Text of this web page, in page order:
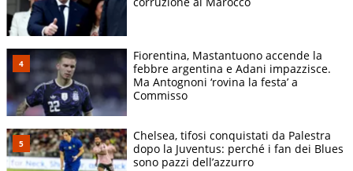
Fiorentina, Mastantuono accende la
febbre argentina e Adani impazzisce.
Ma Antognoni ‘rovina la festa’ a
Commisso
Chelsea, tifosi conquistati da Palestra
dopo la Juventus: perché i fan dei Blues
sono pazzi dell’azzurro